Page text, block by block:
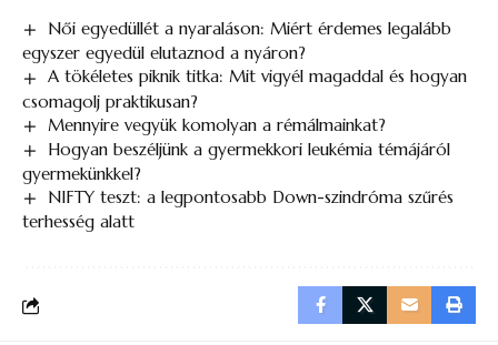
Női egyedüllét a nyaraláson: Miért érdemes legalább
egyszer egyedül elutaznod a nyáron?
A tökéletes piknik titka: Mit vigyél magaddal és hogyan
csomagolj praktikusan?
Mennyire vegyük komolyan a rémálmainkat?
Hogyan beszéljünk a gyermekkori leukémia témájáról
gyermekünkkel?
NIFTY teszt: a legpontosabb Down-szindróma szűrés
terhesség alatt